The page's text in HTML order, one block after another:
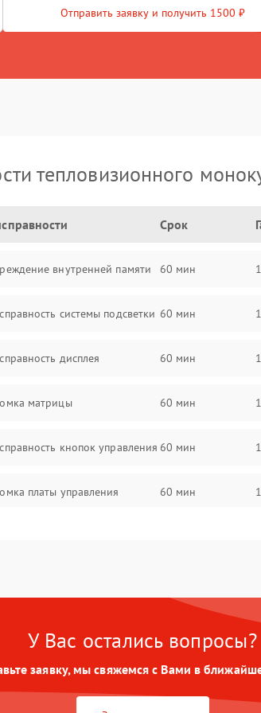
Отправить заявку и получить 1500 ₽
тепловизионного
Срок
внутренней памяти 60 мин
системы подсветки 60 мин
дисплея 60 мин
матрицы 60 мин
кнопок управления 60 мин
платы управления 60 мин
разъема для зарядки 60 мин
У Вас остались вопросы?
заявку, мы свяжемся с Вами в